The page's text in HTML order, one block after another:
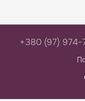
+380 (97) 974-